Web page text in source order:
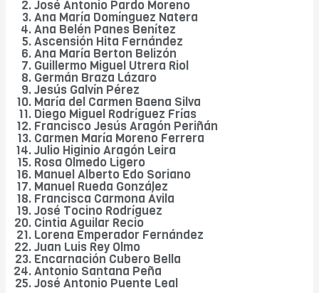
José Antonio Pardo Moreno
Ana María Domínguez Natera
Ana Belén Panes Benítez
Ascensión Hita Fernández
Ana María Berton Belizón
Guillermo Miguel Utrera Riol
Germán Braza Lázaro
Jesús Galvín Pérez
María del Carmen Baena Silva
Diego Miguel Rodríguez Frías
Francisco Jesús Aragón Periñán
Carmen María Moreno Ferrera
Julio Higinio Aragón Leira
Rosa Olmedo Ligero
Manuel Alberto Edo Soriano
Manuel Rueda González
Francisca Carmona Ávila
José Tocino Rodríguez
Cintia Aguilar Recio
Lorena Emperador Fernández
Juan Luis Rey Olmo
Encarnación Cubero Bella
Antonio Santana Peña
José Antonio Puente Leal